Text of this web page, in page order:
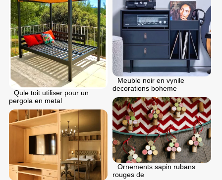
Meuble noir en vynile
decorations boheme
Qule toit utiliser pour un
pergola en metal
Ornements sapin rubans
rouges de